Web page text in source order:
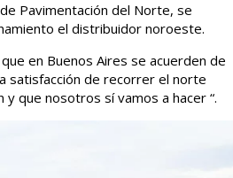
Pavimentación del Norte, se
el distribuidor noroeste.
en Buenos Aires se acuerden de
satisfacción de recorrer el norte
que nosotros sí vamos a hacer “.